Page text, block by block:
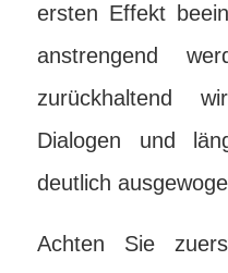
ersten Effekt
anstrengend
zurückhaltend
Dialogen und
deutlich
Achten Sie